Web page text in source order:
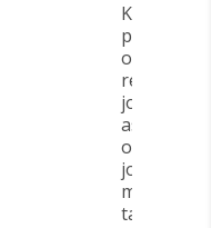
Kiinteistön
pihamaalla
oli
josta
oli
johdettu
muovinen